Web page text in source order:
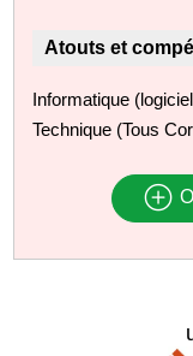
Atouts et
Informatique
Technique (Tous